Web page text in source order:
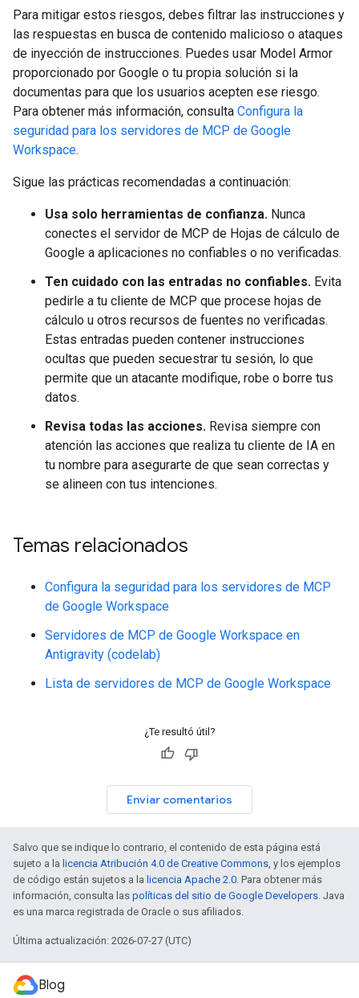
Para mitigar estos riesgos, debes filtrar las instrucciones y
las respuestas en busca de contenido malicioso o ataques
de inyección de instrucciones. Puedes usar Model Armor
proporcionado por Google o tu propia solución si la
documentas para que los usuarios acepten ese riesgo.
Para obtener más información, consulta Configura la
seguridad para los servidores de MCP de Google
Workspace.
Sigue las prácticas recomendadas a continuación:
Usa solo herramientas de confianza. Nunca
conectes el servidor de MCP de Hojas de cálculo de
Google a aplicaciones no confiables o no verificadas.
Ten cuidado con las entradas no confiables. Evita
pedirle a tu cliente de MCP que procese hojas de
cálculo u otros recursos de fuentes no verificadas.
Estas entradas pueden contener instrucciones
ocultas que pueden secuestrar tu sesión, lo que
permite que un atacante modifique, robe o borre tus
datos.
Revisa todas las acciones. Revisa siempre con
atención las acciones que realiza tu cliente de IA en
tu nombre para asegurarte de que sean correctas y
se alineen con tus intenciones.
Temas relacionados
Configura la seguridad para los servidores de MCP
de Google Workspace
Servidores de MCP de Google Workspace en
Antigravity (codelab)
Lista de servidores de MCP de Google Workspace
¿Te resultó útil?
Enviar comentarios
Salvo que se indique lo contrario, el contenido de esta página está
sujeto a la licencia Atribución 4.0 de Creative Commons, y los ejemplos
de código están sujetos a la licencia Apache 2.0. Para obtener más
información, consulta las políticas del sitio de Google Developers. Java
es una marca registrada de Oracle o sus afiliados.
Última actualización: 2026-07-27 (UTC)
Blog